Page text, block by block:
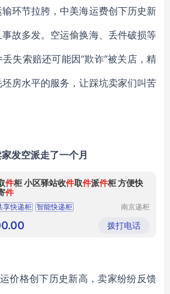
环节拉胯，中美海运费创下历史新
故多发。空运偷换海、丢件破损等
失索赔还可能因“欺诈”被关店，精
房水平的服务，让踩坑卖家们叫苦
发空派走了一个月
件柜 小区驿站收件取件派件柜 方便快
件
享快递柜 智能快递柜
区快递寄存柜
南京递柜
理有限公
司
拨打电话
价格创下历史新高，卖家纷纷反馈